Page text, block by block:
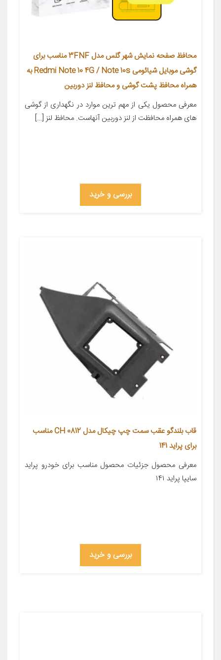
محافظ صفحه نمایش شهر گلس مدل 3FNF مناسب برای
گوشی موبایل شیائومی Redmi Note 10 4G / Note 10s به
همراه محافظ پشت گوشی و محافظ لنز دوربین
معرفی محصول یکی از مهم ترین موارد در نگهداری از گوشی
های همراه محافظت از لنز دوربین آنهاست. محافظ لنز […]
بررسی و خرید
قاب بلندگو عقب سمت چپ چیکال مدل CH 0812 مناسب
برای پراید 141
معرفی محصول جزئیات محصول مناسب برای خودرو پراید
سایپا پراید ۱۴۱
بررسی و خرید